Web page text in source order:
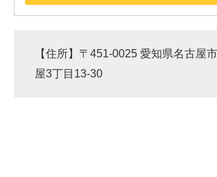
【住所】〒451-0025 愛知県名古屋
屋3丁目13-30